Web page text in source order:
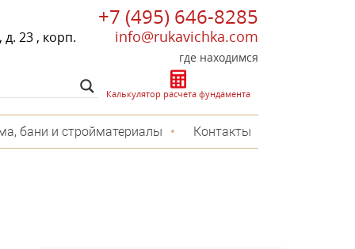
+7 (495) 646-8285
info@rukavichka.com
где находимся
Калькулятор расчета фундамента
23 , корп.
бани и стройматериалы Контакты